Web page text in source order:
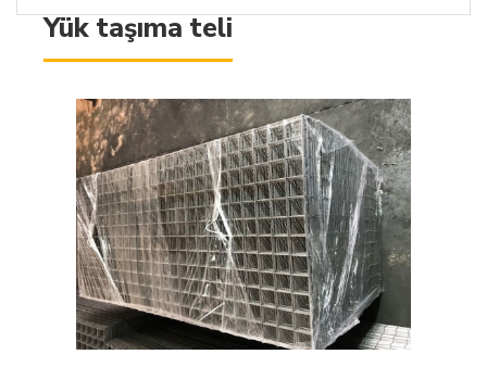
Yük taşıma teli